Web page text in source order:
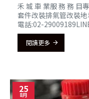
禾 城 車 業服 務 務 目
套件改裝排氣管改裝
電話:02-
閱讀更多
25
8月